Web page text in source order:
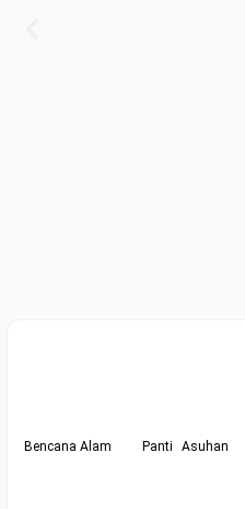
Bencana Alam Panti Asuhan